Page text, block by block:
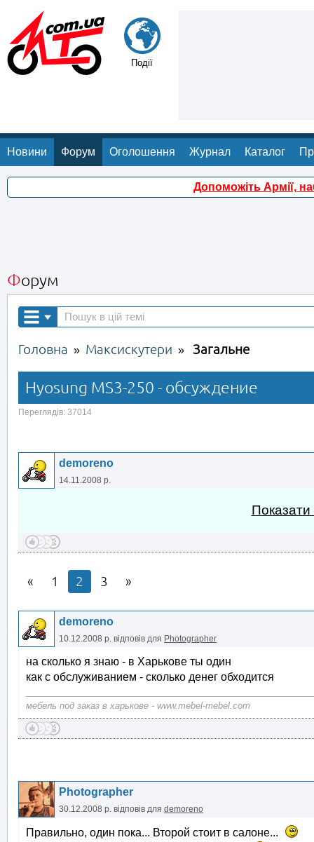
Події
Новини Форум Оголошення Журнал Каталог
Допоможіть Армії,
Форум
Головна » Максискутери » Загальне
Hyosung MS3-250 - обсуждение
Переглядів: 37014
demoreno
14.11.2008 р.
Показати
1 2 3
demoreno
10.12.2008 р. відповів для Photographer
на сколько я знаю - в Харькове ты один
как с обслуживанием - сколько денег обходится
мебель под заказ в харькове - www.mebel-mebel.com
Photographer
30.12.2008 р. відповів для demoreno
Правильно, один пока... Второй стоит в салоне...